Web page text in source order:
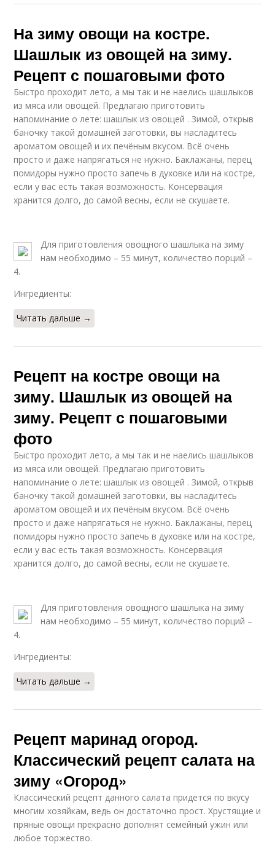
На зиму овощи на костре.
Шашлык из овощей на зиму.
Рецепт с пошаговыми фото
Быстро проходит лето, а мы так и не наелись шашлыков
из мяса или овощей. Предлагаю приготовить
напоминание о лете: шашлык из овощей . Зимой, открыв
баночку такой домашней заготовки, вы насладитесь
ароматом овощей и их печёным вкусом. Всё очень
просто и даже напрягаться не нужно. Баклажаны, перец
помидоры нужно просто запечь в духовке или на костре,
если у вас есть такая возможность. Консервация
хранится долго, до самой весны, если не скушаете.
Для приготовления овощного шашлыка на зиму
нам необходимо – 55 минут, количество порций –
4.
Ингредиенты:
Читать дальше →
Рецепт на костре овощи на
зиму. Шашлык из овощей на
зиму. Рецепт с пошаговыми
фото
Быстро проходит лето, а мы так и не наелись шашлыков
из мяса или овощей. Предлагаю приготовить
напоминание о лете: шашлык из овощей . Зимой, открыв
баночку такой домашней заготовки, вы насладитесь
ароматом овощей и их печёным вкусом. Всё очень
просто и даже напрягаться не нужно. Баклажаны, перец
помидоры нужно просто запечь в духовке или на костре,
если у вас есть такая возможность. Консервация
хранится долго, до самой весны, если не скушаете.
Для приготовления овощного шашлыка на зиму
нам необходимо – 55 минут, количество порций –
4.
Ингредиенты:
Читать дальше →
Рецепт маринад огород.
Классический рецепт салата на
зиму «Огород»
Классический рецепт данного салата придется по вкусу
многим хозяйкам, ведь он достаточно прост. Хрустящие и
пряные овощи прекрасно дополнят семейный ужин или
любое торжество.